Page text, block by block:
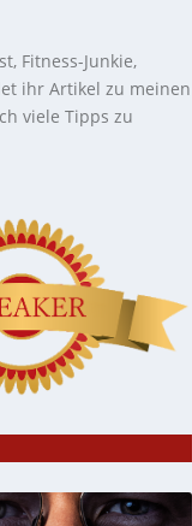
Fitness-Junkie,
ihr Artikel zu meinen
viele Tipps zu